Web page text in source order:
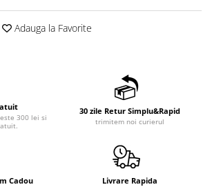
Adauga la Favorite
300 lei si
30 zile Retur Simplu&Rapid
trimitem noi curierul
Cadou Livrare Rapida